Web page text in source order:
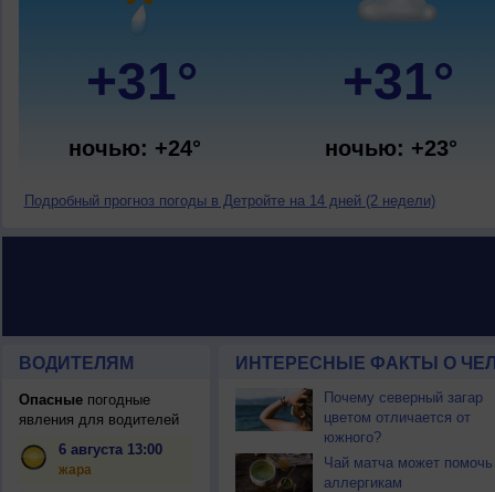
+31°
ночью: +24°
+31°
ночью: +23°
Подробный прогноз погоды в Детройте на 14 дней (2 недели)
ВОДИТЕЛЯМ
Опасныепогодные
явления для водителей
6 августа 13:00
жара
ИНТЕРЕСНЫЕ ФАКТЫ О
Почему северный загар
цветом отличается от
южного?
Чай матча может помочь
аллергикам